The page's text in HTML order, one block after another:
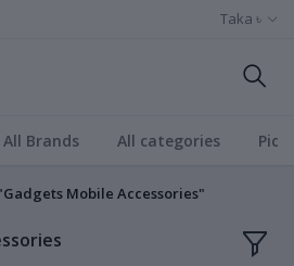
Taka ৳
All Brands All categories
Mobile Accessories"